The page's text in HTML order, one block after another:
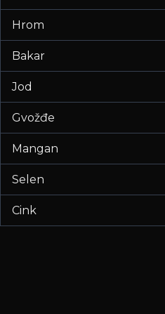
Hrom
Bakar
Jod
Gvožđe
Mangan
Selen
Cink